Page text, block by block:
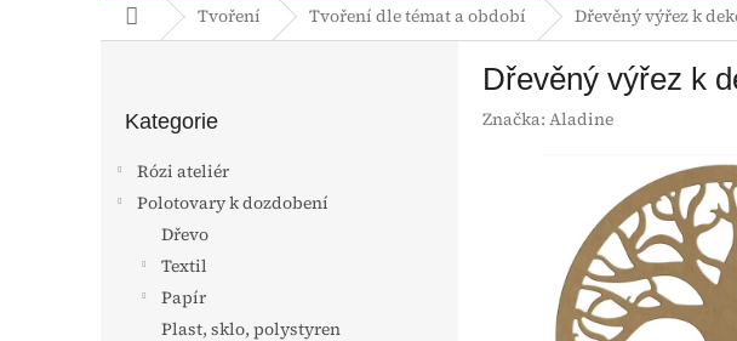
Domů Tvoření Tvoření dle témat a období Dřevěný výřez k
kategorie
Kategorie
Rózi ateliér
Polotovary k dozdobení
Dřevo
Textil
Papír
Plast, sklo, polystyren
Dřevěný výřez k
Značka: Aladine